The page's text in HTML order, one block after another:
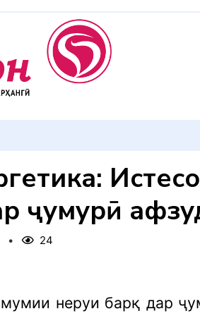
ҷумҳурӣ
24
неруи барқ дар